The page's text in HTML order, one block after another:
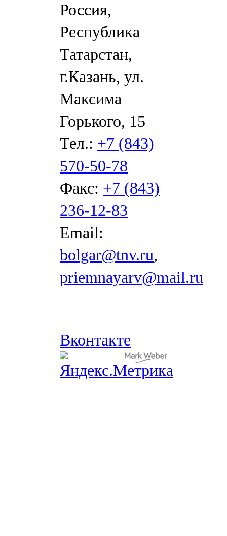
Россия,
Республика
Татарстан,
г.Казань, ул.
Максима
Горького, 15
Тел.: +7 (843)
570-50-78
Факс: +7 (843)
236-12-83
Email:
bolgar@tnv.ru,
priemnayarv@mail.ru
Вконтакте